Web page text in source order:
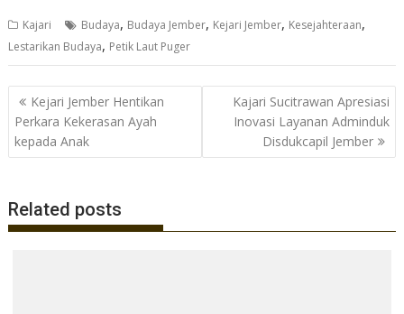
e
b
o
o
k
itt
er
at
s
A
p
p
e
gr
a
m
Kajari Budaya, Budaya Jember, Kejari Jember, Kesejahteraan,
Lestarikan Budaya, Petik Laut Puger
Navigasi
pos
Kejari Jember Hentikan
Perkara Kekerasan Ayah
kepada Anak
Kajari Sucitrawan Apresiasi
Inovasi Layanan Adminduk
Disdukcapil Jember
Related posts